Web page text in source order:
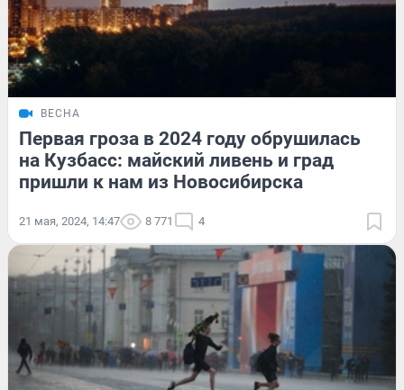
ВЕСНА
Первая гроза в 2024 году обрушилась
на Кузбасс: майский ливень и град
пришли к нам из Новосибирска
21 мая, 2024, 14:47 8 771 4